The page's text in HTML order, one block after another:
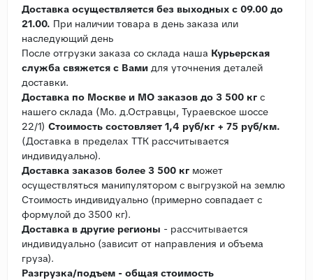
Доставка осуществляется без выходных с 09.00 до
21.00. При наличии товара в день заказа или
наследующий день
После отгрузки заказа со склада наша Курьерская
служба свяжется с Вами для уточнения деталей
доставки.
Доставка по Москве и МО заказов до 3 500 кг с
нашего склада (Мо. д.Остравцы, Тураевское шоссе
22/1) Стоимость состовляет 1,4 руб/кг + 75 руб/км.
(Доставка в пределах ТТК рассчитывается
индивидуально).
Доставка заказов более 3 500 кг может
осуществляться манипулятором с выгрузкой на землю
Стоимость индивидуально (примерно совпадает с
формулой до 3500 кг).
Доставка в другие регионы - рассчитывается
индивидуально (зависит от направления и объема
груза).
Разгрузка/подъем - общая стоимость